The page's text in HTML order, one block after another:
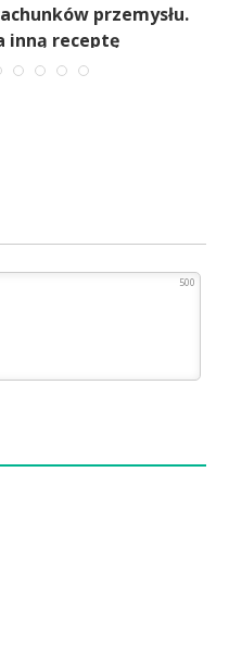
przemysłu.
inną receptę
500